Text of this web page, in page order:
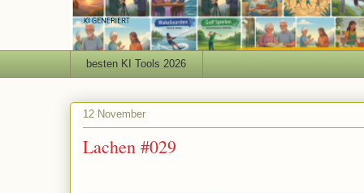
besten KI Tools 2026
12 November
Lachen #029